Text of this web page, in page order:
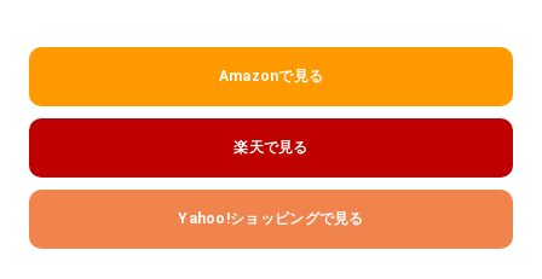
Amazonで見る
楽天で見る
Yahoo!ショッピングで見る